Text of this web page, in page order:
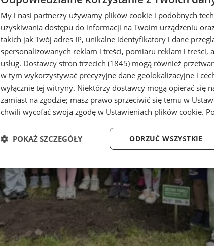
My i nasi partnerzy używamy plików cookie i podobnych
uzyskiwania dostępu do informacji na Twoim urządzeniu
takich jak Twój adres IP, unikalne identyfikatory i dane
spersonalizowanych reklam i treści, pomiaru reklam i treści,
usług. Dostawcy stron trzecich (1845) mogą również
w tym wykorzystywać precyzyjne dane geolokalizacyjne i
wyłącznie tej witryny. Niektórzy dostawcy mogą opierać się
zamiast na zgodzie; masz prawo sprzeciwić się temu w
chwili wycofać swoją zgodę w Ustawieniach plików cookie.
ODRZUĆ WSZYSTKIE
POKAŻ SZCZEGÓŁY
Niezbędne Wydajność Targetowanie
Niezbędne Wydajność Targetowanie